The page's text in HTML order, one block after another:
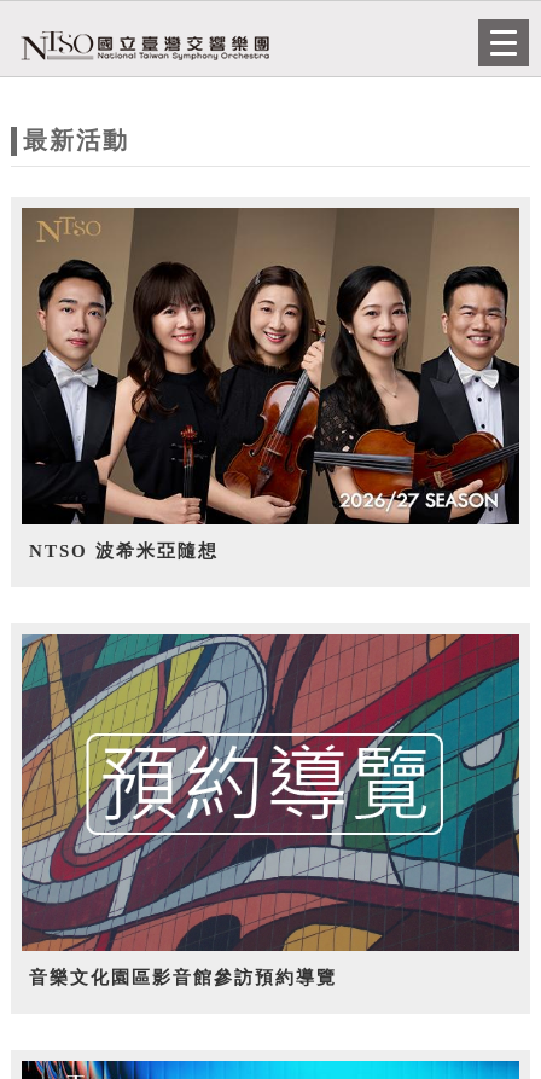
站
題
最新活動
NTSO 波希米亞隨想
音樂文化園區影音館參訪預約導覽